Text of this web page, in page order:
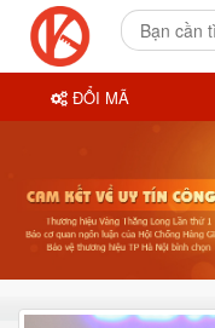
ĐỔI MÃ